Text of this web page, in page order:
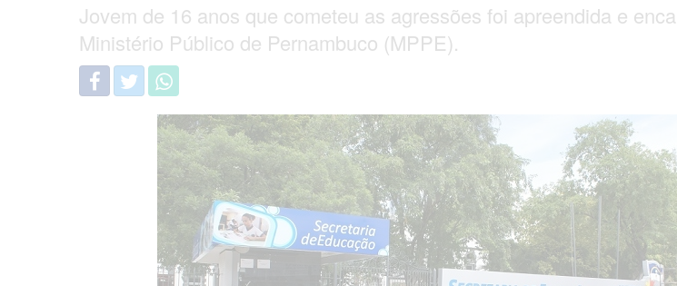
Jovem de 16 anos que cometeu as agressões foi apreendida e
Ministério Público de Pernambuco (MPPE).